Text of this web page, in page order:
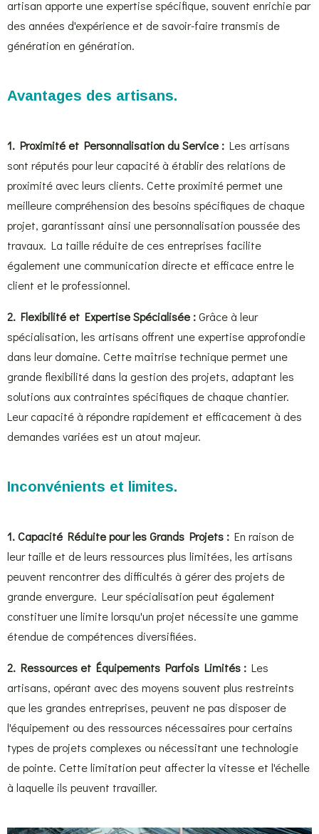
artisan apporte une expertise spécifique, souvent enrichie par
des années d'expérience et de savoir-faire transmis de
génération en génération.
Avantages des artisans.
1. Proximité et Personnalisation du Service : Les artisans
sont réputés pour leur capacité à établir des relations de
proximité avec leurs clients. Cette proximité permet une
meilleure compréhension des besoins spécifiques de chaque
projet, garantissant ainsi une personnalisation poussée des
travaux. La taille réduite de ces entreprises facilite
également une communication directe et efficace entre le
client et le professionnel.
2. Flexibilité et Expertise Spécialisée :Grâce à leur
spécialisation, les artisans offrent une expertise approfondie
dans leur domaine. Cette maîtrise technique permet une
grande flexibilité dans la gestion des projets, adaptant les
solutions aux contraintes spécifiques de chaque chantier.
Leur capacité à répondre rapidement et efficacement à des
demandes variées est un atout majeur.
Inconvénients et limites.
1. Capacité Réduite pour les Grands Projets : En raison de
leur taille et de leurs ressources plus limitées, les artisans
peuvent rencontrer des difficultés à gérer des projets de
grande envergure. Leur spécialisation peut également
constituer une limite lorsqu'un projet nécessite une gamme
étendue de compétences diversifiées.
2. Ressources et Équipements Parfois Limités : Les
artisans, opérant avec des moyens souvent plus restreints
que les grandes entreprises, peuvent ne pas disposer de
l'équipement ou des ressources nécessaires pour certains
types de projets complexes ou nécessitant une technologie
de pointe. Cette limitation peut affecter la vitesse et l'échelle
à laquelle ils peuvent travailler.